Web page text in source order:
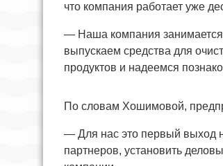
что компания работает уже
— Наша компания занимается
выпускаем средства для
продуктов и надеемся
По словам Хошимовой,
— Для нас это первый выход
партнеров, установить